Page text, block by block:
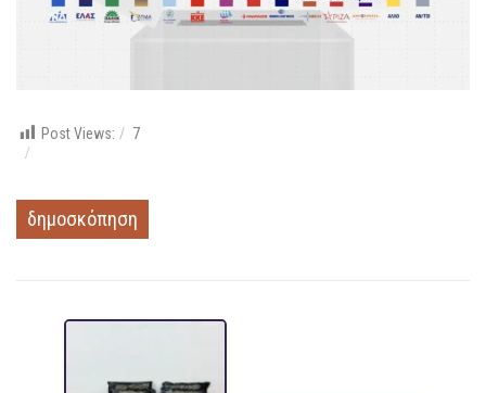
Post Views: 7
δημοσκόπηση